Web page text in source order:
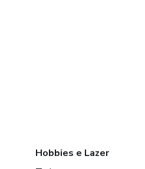
Hobbies e Lazer